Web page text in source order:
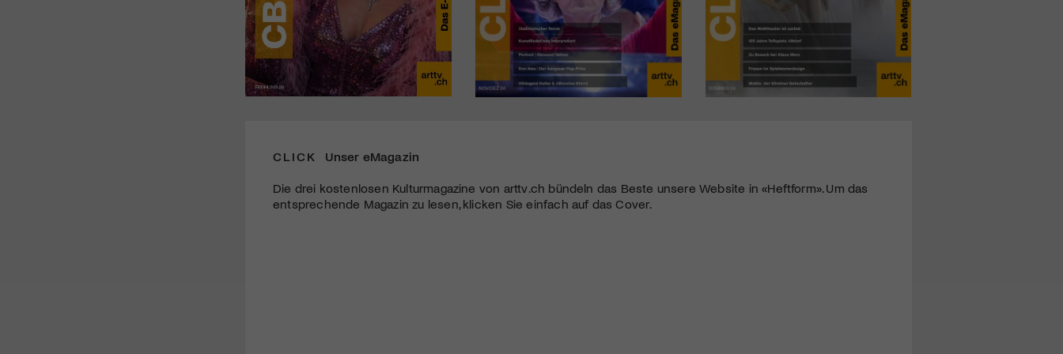
CLICK Unser eMagazin
Die drei kostenlosen Kulturmagazine von arttv.ch bündeln das Beste unsere Website in «Heftform». Um das
entsprechende Magazin zu lesen, klicken Sie einfach auf das Cover.